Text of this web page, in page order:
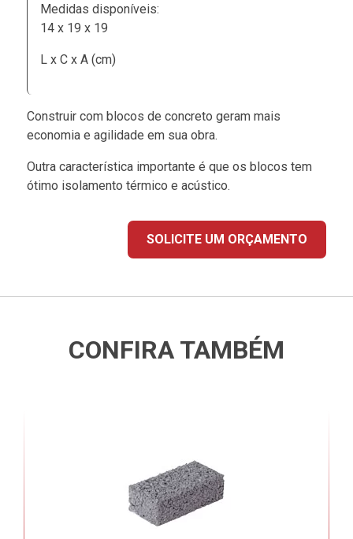
Medidas disponíveis:
14 x 19 x 19
L x C x A (cm)
Construir com blocos de concreto geram mais
economia e agilidade em sua obra.
Outra característica importante é que os blocos tem
ótimo isolamento térmico e acústico.
SOLICITE UM ORÇAMENTO
CONFIRA TAMBÉM